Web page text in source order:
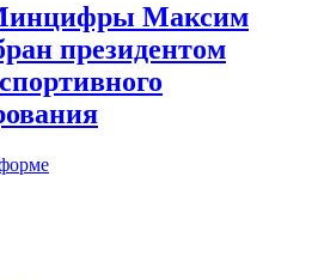
Максим
президентом